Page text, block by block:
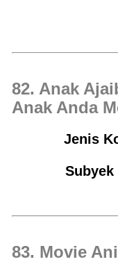
82. Anak
Anak Anda
Jenis
83. Movie